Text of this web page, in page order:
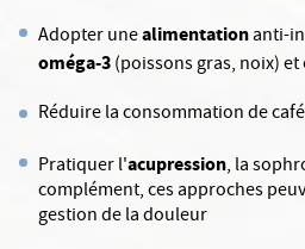
Adopter unealimentationanti-
oméga-3(poissons gras, noix) et
Réduire la consommation de
Pratiquer l'acupression, la
complément, ces approches
gestion de la douleur